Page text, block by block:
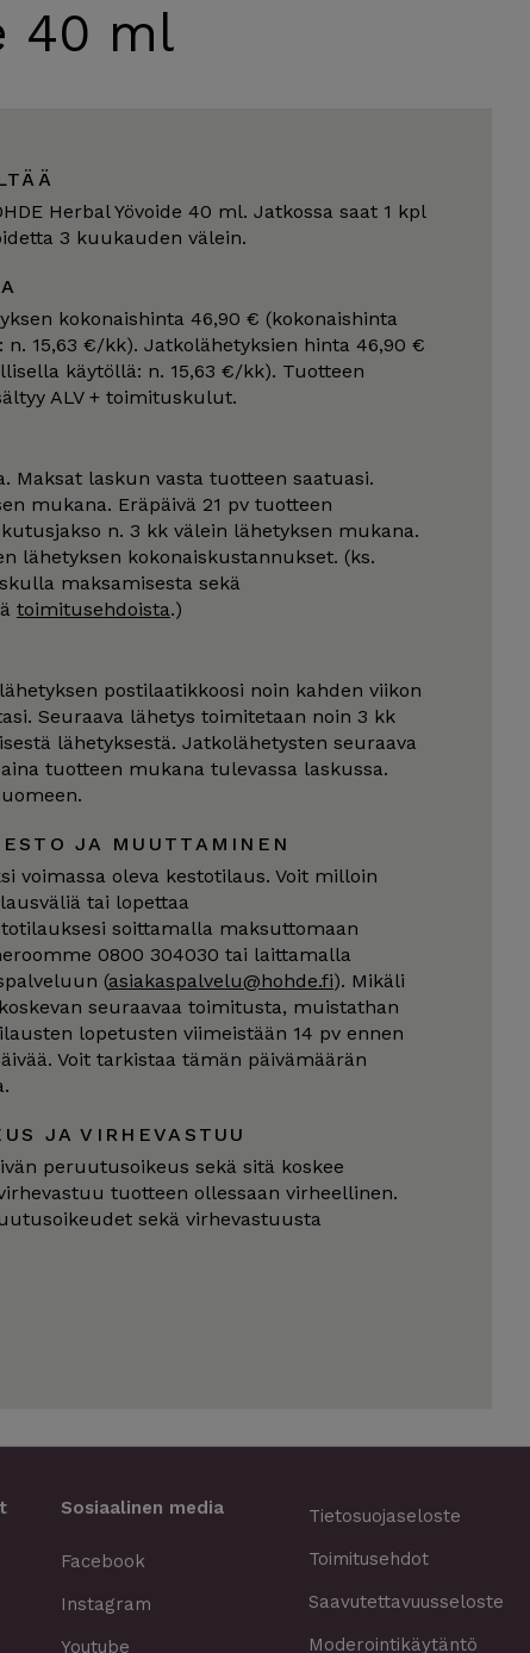
40 ml
Herbal Yövoide 40 ml. Jatkossa saat 1 kpl
3 kuukauden välein.
kokonaishinta 46,90 € (kokonaishinta
15,63 €/kk). Jatkolähetyksien hinta 46,90 €
käytöllä: n. 15,63 €/kk). Tuotteen
ALV + toimituskulut.
Maksat laskun vasta tuotteen saatuasi.
mukana. Eräpäivä 21 pv tuotteen
n. 3 kk välein lähetyksen mukana.
lähetyksen kokonaiskustannukset. (ks.
maksamisesta sekä
toimitusehdoista.)
postilaatikkoosi noin kahden viikon
Seuraava lähetys toimitetaan noin 3 kk
lähetyksestä. Jatkolähetysten seuraava
tuotteen mukana tulevassa laskussa.
JA MUUTTAMINEN
voimassa oleva kestotilaus. Voit milloin
tai lopettaa
soittamalla maksuttomaan
0800 304030 tai laittamalla
(asiakaspalvelu@hohde.fi). Mikäli
seuraavaa toimitusta, muistathan
lopetusten viimeistään 14 pv ennen
Voit tarkistaa tämän päivämäärän
JA VIRHEVASTUU
peruutusoikeus sekä sitä koskee
tuotteen ollessaan virheellinen.
sekä virhevastuusta
Sosiaalinen media
Facebook
Instagram
Youtube
Tietosuojaseloste
Toimitusehdot
Saavutettavuusseloste
Moderointikäytäntö